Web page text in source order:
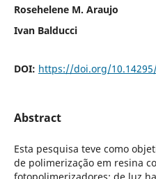
Rosehelene M. Araujo
Ivan Balducci
DOI: https://doi.org/
Abstract
Esta pesquisa teve como
de polimerização em resina